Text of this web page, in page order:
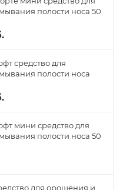
полости носа 50
средство для
полости носа
мини средство для
полости носа 50
для орошения и